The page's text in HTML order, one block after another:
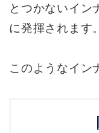
とつかないイン
に発揮されます。
このようなイン